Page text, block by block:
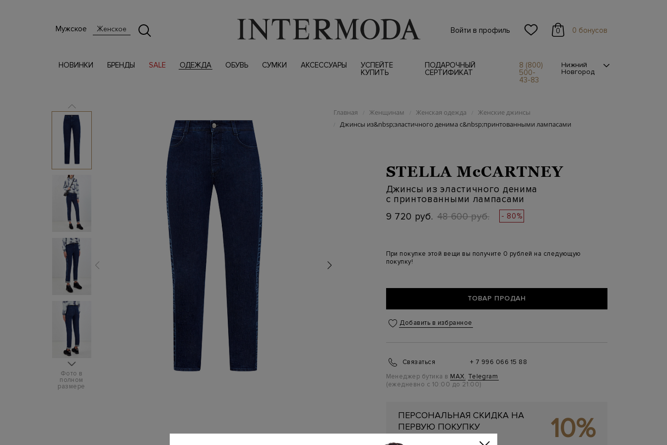
Мужское Женское Войти в профиль 0 0 бонусов
НОВИНКИ БРЕНДЫ SALE ОДЕЖДА ОБУВЬ СУМКИ АКСЕССУАРЫ
УСПЕЙТЕ
КУПИТЬ
ПОДАРОЧНЫЙ
СЕРТИФИКАТ
8 (800)
500-
43-83
Нижний
Новгород
Фото в
полном
размере
Главная / Женщинам / Женская одежда / Женские джинсы
/ Джинсы из&nbsp;эластичного денима с&nbsp;принтованными лампасами
STELLA McCARTNEY
Джинсы из эластичного денима
с принтованными лампасами
9 720 руб. 48 600 руб. - 80%
При покупке этой вещи вы получите 0 рублей на следующую
покупку!
ТОВАР ПРОДАН
Добавить в избранное
Связаться
+ 7 996 066 15 88
Менеджер бутика в MAX, Telegram
(ежедневно с 10:00 до 21:00)
ПЕРСОНАЛЬНАЯ СКИДКА НА
ПЕРВУЮ ПОКУПКУ
Подробнее 10%